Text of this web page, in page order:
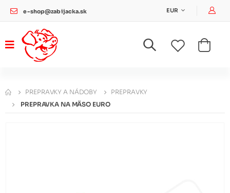
e-shop@zabijacka.sk EUR
PREPRAVKY A NÁDOBY
PREPRAVKY
PREPRAVKA NA MÄSO EURO